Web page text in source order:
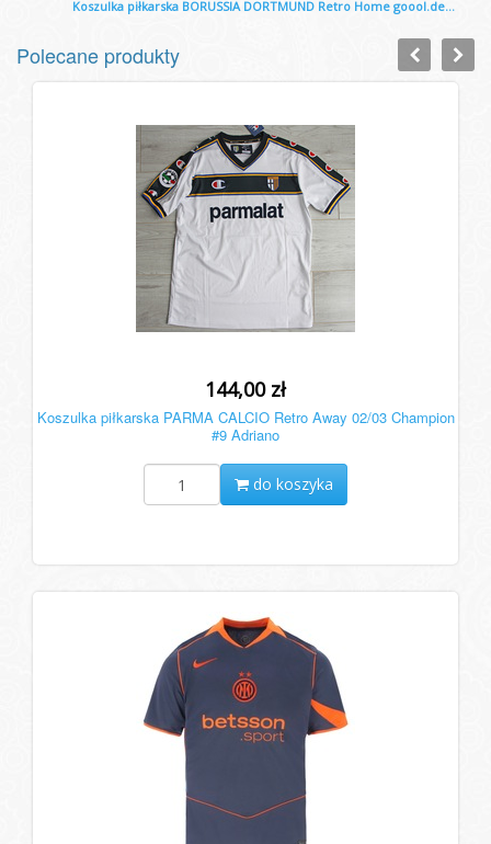
Koszulka piłkarska BORUSSIA DORTMUND Retro Home goool.de...
Polecane produkty
144,00 zł
Koszulka piłkarska PARMA CALCIO Retro Away 02/03 Champion
#9 Adriano
do koszyka